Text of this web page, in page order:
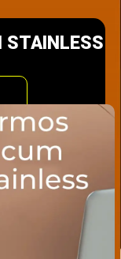
STAINLESS